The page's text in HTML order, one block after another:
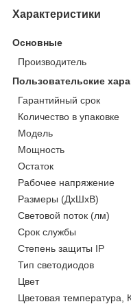
Характеристики
Основные
Производитель
Пользовательские
Гарантийный срок
Количество в упаковке
Модель
Мощность
Остаток
Рабочее напряжение
Размеры (ДхШхВ)
Световой поток (лм)
Срок службы
Степень защиты IP
Тип светодиодов
Цвет
Цветовая температура,